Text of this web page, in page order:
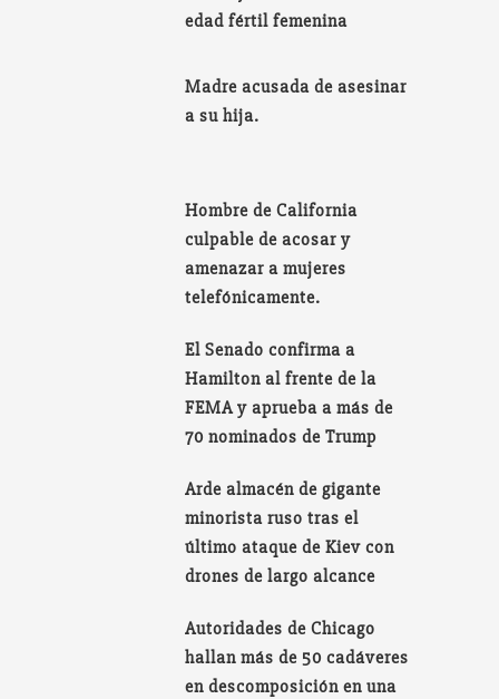
edad fértil femenina
Madre acusada de asesinar
a su hija.
Hombre de California
culpable de acosar y
amenazar a mujeres
telefónicamente.
El Senado confirma a
Hamilton al frente de la
FEMA y aprueba a más de
70 nominados de Trump
Arde almacén de gigante
minorista ruso tras el
último ataque de Kiev con
drones de largo alcance
Autoridades de Chicago
hallan más de 50 cadáveres
en descomposición en una